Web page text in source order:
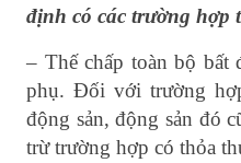
định có các trường hợp
– Thế chấp toàn bộ bất
phụ. Đối với trường
động sản, động sản đó
trừ trường hợp có thỏa